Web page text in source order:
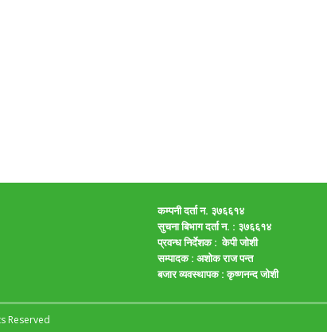
कम्पनी दर्ता न. ३७६६१४
सुचना बिभाग दर्ता न. : ३७६६१४
प्रवन्ध निर्देशक : केपी जाेशी
सम्पादक : अशाेक राज पन्त
बजार व्यवस्थापक : कृष्णनन्द जाेशी
Reserved